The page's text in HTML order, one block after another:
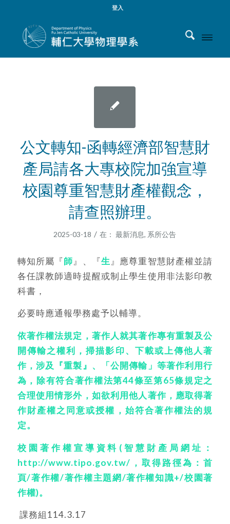
登入
公文轉知-函轉經濟部智慧財
產局請各大專校院加強宣導
校園尊重智慧財產權觀念，
請查照辦理。
2025-03-18 / 在：最新消息, 系所公告
轉知所屬『師 』、『生 』應尊重智慧財產權並請
各任課教師適時提醒或制止學生使用非法影印教
科書，
必要時應通報學務處予以輔導。
依著作權法規定，著作人就其著作專有重製及公
開傳輸之權利，掃描影印、下載或上傳他人著
作，涉及『重製』、「公開傳輸」等著作利用行
為，除有符合著作權法第44條至第65條規定之
合理使用情形外，如欲利用他人著作，應取得著
作財產權之同意或授權，始符合著作權法的規
定。
校園著作權宣導資料 (智慧財產局網址：
http://www.tipo.gov.tw/ ，取得路徑為：首
頁/著作權/著作權主題網/著作權知識+/校園著
作權)。
課務組114.3.17